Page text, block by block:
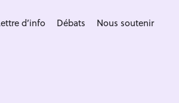
d’info Débats Nous soutenir